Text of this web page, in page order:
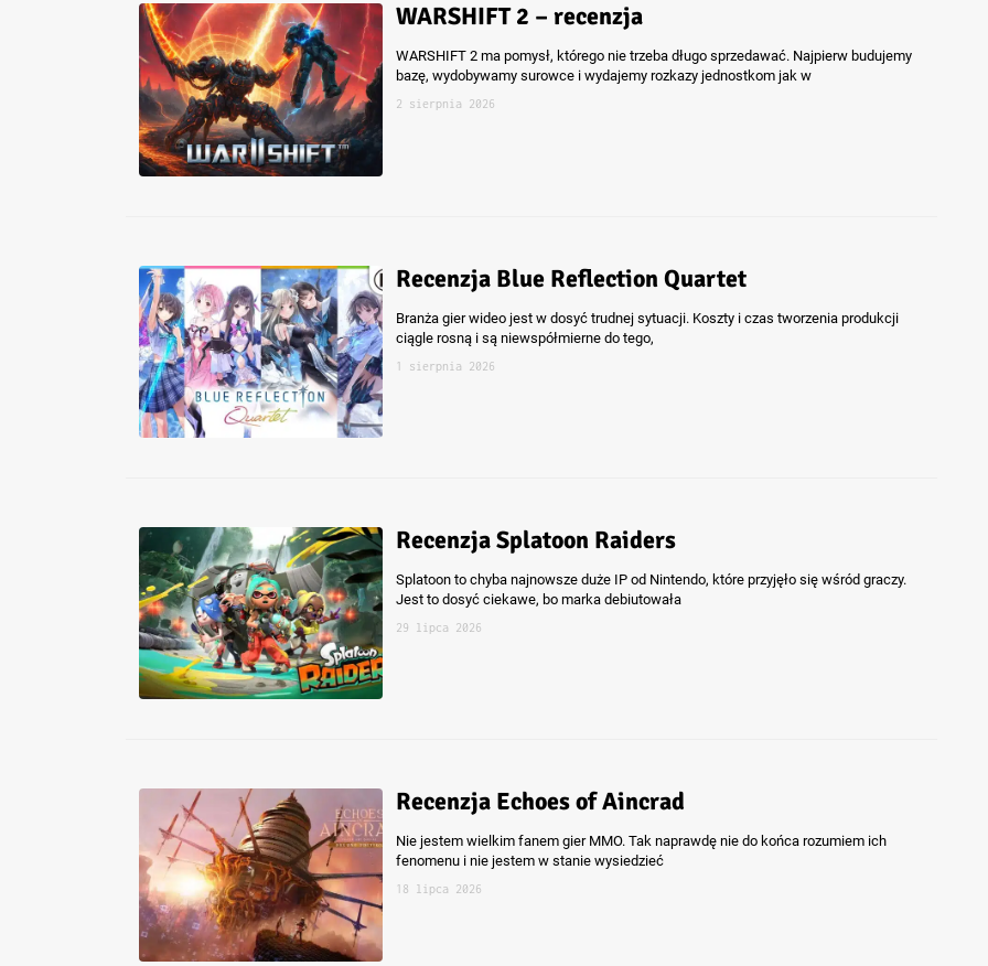
WARSHIFT 2 – recenzja
WARSHIFT 2 ma pomysł, którego nie trzeba długo sprzedawać. Najpierw budujemy
bazę, wydobywamy surowce i wydajemy rozkazy jednostkom jak w
2 sierpnia 2026
Recenzja Blue Reflection Quartet
Branża gier wideo jest w dosyć trudnej sytuacji. Koszty i czas tworzenia produkcji
ciągle rosną i są niewspółmierne do tego,
1 sierpnia 2026
Recenzja Splatoon Raiders
Splatoon to chyba najnowsze duże IP od Nintendo, które przyjęło się wśród graczy.
Jest to dosyć ciekawe, bo marka debiutowała
29 lipca 2026
Recenzja Echoes of Aincrad
Nie jestem wielkim fanem gier MMO. Tak naprawdę nie do końca rozumiem ich
fenomenu i nie jestem w stanie wysiedzieć
18 lipca 2026